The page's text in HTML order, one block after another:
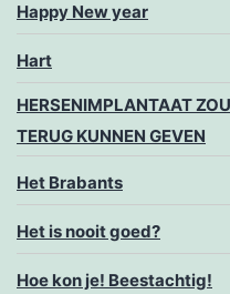
Happy New year
Hart
HERSENIMPLANTAAT
TERUG KUNNEN GEVEN
Het Brabants
Het is nooit goed?
Hoe kon je! Beestachtig!